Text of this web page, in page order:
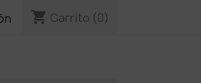
shopping_cart Carrito (0)